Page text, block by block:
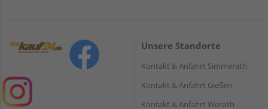
Unsere Standorte
Kontakt & Anfahrt Simmerath
Kontakt & Anfahrt Gießen
Kontakt & Anfahrt Weroth